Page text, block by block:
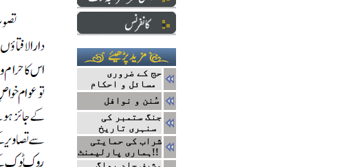
حج کے ضروری
سُنن و نوافل
جنگ ستمبر کی
سنہری تاریخ
شراب کی حمایتی
ہماری پارلیمنٹ!!